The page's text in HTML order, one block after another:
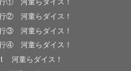
① 河童らダイス！
② 河童らダイス！
③ 河童らダイス！
④ 河童らダイス！
河童らダイス！